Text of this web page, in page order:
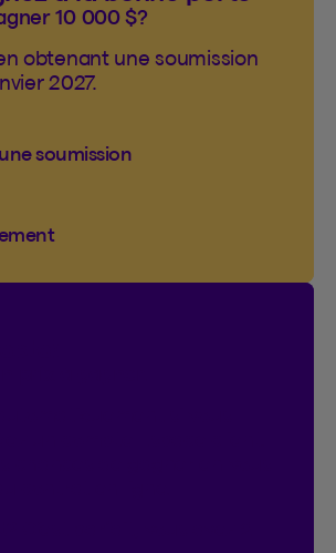
10 000 $?
obtenant une soumission
2027.
soumission
le règlement du concours Vous